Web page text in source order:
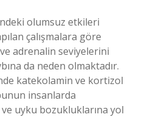
olumsuz etkileri
çalışmalara göre
adrenalin seviyelerini
da neden olmaktadır.
katekolamin ve kortizol
insanlarda
uyku bozukluklarına yol